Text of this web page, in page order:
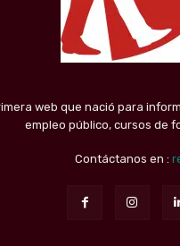
web que nació para
empleo público, cursos de
Contáctanos en :